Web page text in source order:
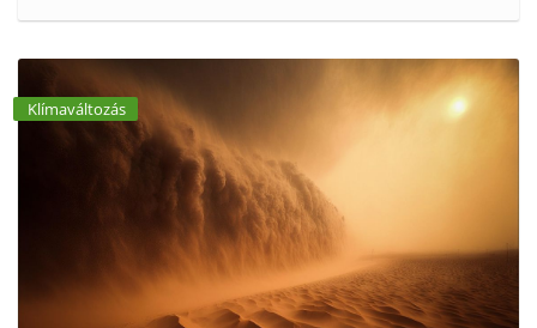
Klímaváltozás